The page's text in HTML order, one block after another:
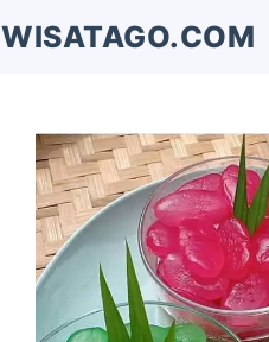
ke
WISATAGO.COM